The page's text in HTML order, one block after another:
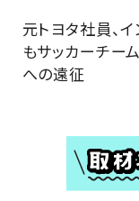
元トヨタ社員、
もサッカーチ
への遠征